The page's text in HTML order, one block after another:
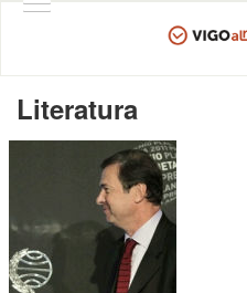
Literatura